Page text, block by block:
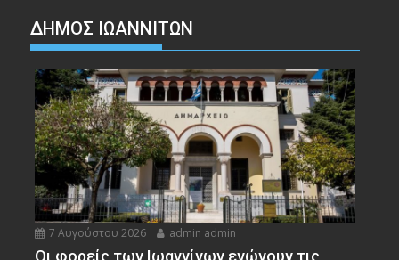
ΔΗΜΟΣ ΙΩΑΝΝΙΤΩΝ
7 Αυγούστου 2026 admin admin
Οι φορείς των Ιωαννίνων ενώνουν τις